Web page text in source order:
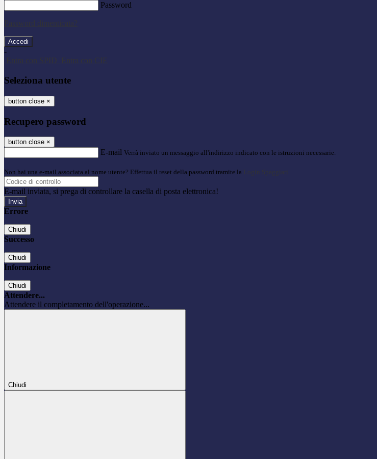
Password
Password dimenticata?
-
Entra con SPID
Entra con CIE
Seleziona utente
button close ×
Recupero password
button close ×
E-mail Verrà inviato un messaggio all'indirizzo indicato con le istruzioni necessarie.
Non hai una e-mail associata al nome utente? Effettua il reset della password tramite la Login Spaggiari
E-mail inviata, si prega di controllare la casella di posta elettronica!
Errore
Chiudi
Successo
Chiudi
Informazione
Chiudi
Attendere...
Attendere il completamento dell'operazione...
Chiudi